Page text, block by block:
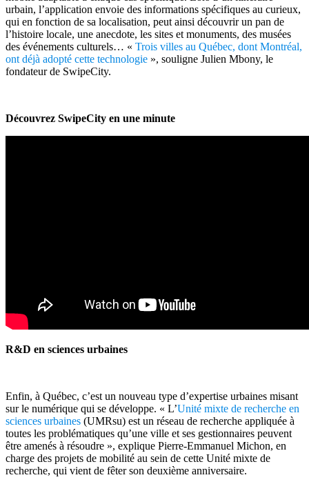
urbain, l’application envoie des informations spécifiques au curieux,
qui en fonction de sa localisation, peut ainsi découvrir un pan de
l’histoire locale, une anecdote, les sites et monuments, des musées
des événements culturels… « Trois villes au Québec, dont Montréal,
ont déjà adopté cette technologie », souligne Julien Mbony, le
fondateur de SwipeCity.
Découvrez SwipeCity en une minute
R&D en sciences urbaines
Enfin, à Québec, c’est un nouveau type d’expertise urbaines misant
sur le numérique qui se développe. « L’Unité mixte de recherche en
sciences urbaines (UMRsu) est un réseau de recherche appliquée à
toutes les problématiques qu’une ville et ses gestionnaires peuvent
être amenés à résoudre », explique Pierre-Emmanuel Michon, en
charge des projets de mobilité au sein de cette Unité mixte de
recherche, qui vient de fêter son deuxième anniversaire.